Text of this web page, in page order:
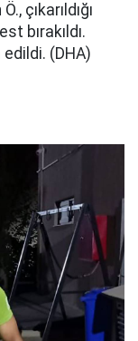
çıkarıldığı
bırakıldı.
(DHA)